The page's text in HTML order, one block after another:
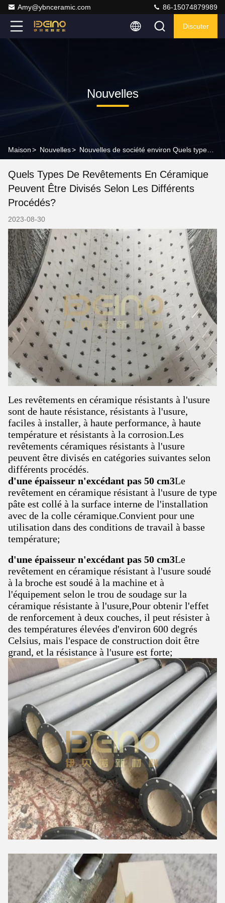
Amy@ybnceramic.com 86-15074879989
Discuter
Nouvelles
Maison> Nouvelles>
Quels Types De Revêtements En Céramique
Peuvent Être Divisés Selon Les Différents
Procédés?
2023-08-30
Les revêtements en céramique résistants à l'usure
sont de haute résistance, résistants à l'usure,
faciles à installer, à haute performance, à haute
température et résistants à la corrosion.Les
revêtements céramiques résistants à l'usure
peuvent être divisés en catégories suivantes selon
différents procédés.
d'une épaisseur n'excédant pas 50 cm3Le
revêtement en céramique résistant à l'usure de type
pâte est collé à la surface interne de l'installation
avec de la colle céramique.Convient pour une
utilisation dans des conditions de travail à basse
température;
d'une épaisseur n'excédant pas 50 cm3Le
revêtement en céramique résistant à l'usure soudé
à la broche est soudé à la machine et à
l'équipement selon le trou de soudage sur la
céramique résistante à l'usure,Pour obtenir l'effet
de renforcement à deux couches, il peut résister à
des températures élevées d'environ 600 degrés
Celsius, mais l'espace de construction doit être
grand, et la résistance à l'usure est forte;